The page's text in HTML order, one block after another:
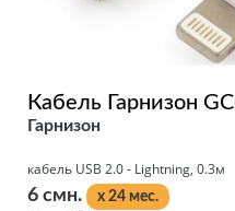
Кабель Гарнизон
Гарнизон
кабель USB 2.0 - Lightning, 0.3м
6 смн.
x 24 мес.